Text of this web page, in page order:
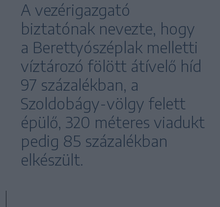
A vezérigazgató
biztatónak nevezte, hogy
a Berettyószéplak melletti
víztározó fölött átívelő híd
97 százalékban, a
Szoldobágy-völgy felett
épülő, 320 méteres viadukt
pedig 85 százalékban
elkészült.